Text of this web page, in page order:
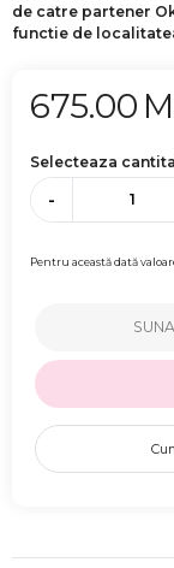
de catre partener
functie de
675.00
Selecteaza
-
Pentru această dată